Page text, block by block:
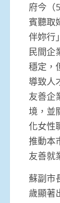
府今（
賓聽取
伴妳行
民間企
穩定，
導致人
友善企
境，並
化女性
推動本
友善就
蘇副市
歲顯著